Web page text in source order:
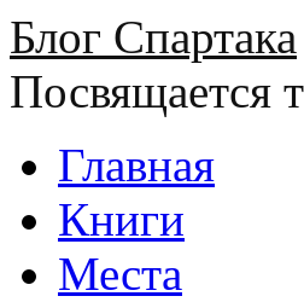
Блог Спартака
Посвящается
Главная
Книги
Места